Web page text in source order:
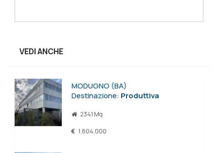
VEDI ANCHE
MODUGNO (BA)
Destinazione: Produttiva
2341 Mq
1.804.000